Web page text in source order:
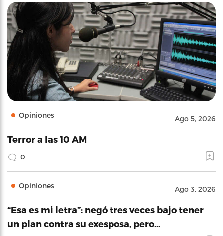
Opiniones Ago 5, 2026
Terror a las 10 AM
0
Opiniones Ago 3, 2026
“Esa es mi letra”: negó tres veces bajo tener
un plan contra su exesposa, pero…